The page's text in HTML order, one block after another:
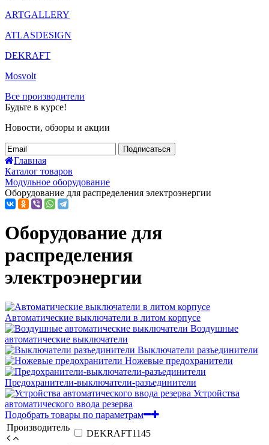
ARTGALLERY
ATLASDESIGN
DEKRAFT
Mosvolt
Все производители
Будьте в курсе!
Новости, обзоры и акции
Подписаться
Главная
Каталог товаров
Модульное оборудование
Оборудование для распределения электроэнергии
Оборудование для
распределения
электроэнергии
Автоматические выключатели в литом корпусе
Воздушные
автоматические выключатели
Выключатели разъединители
Ножевые предохранители
Предохранители-выключатели-разъединители
Устройства
автоматического ввода резерва
Подобрать товары по параметрам
Производитель
DEKRAFT1145